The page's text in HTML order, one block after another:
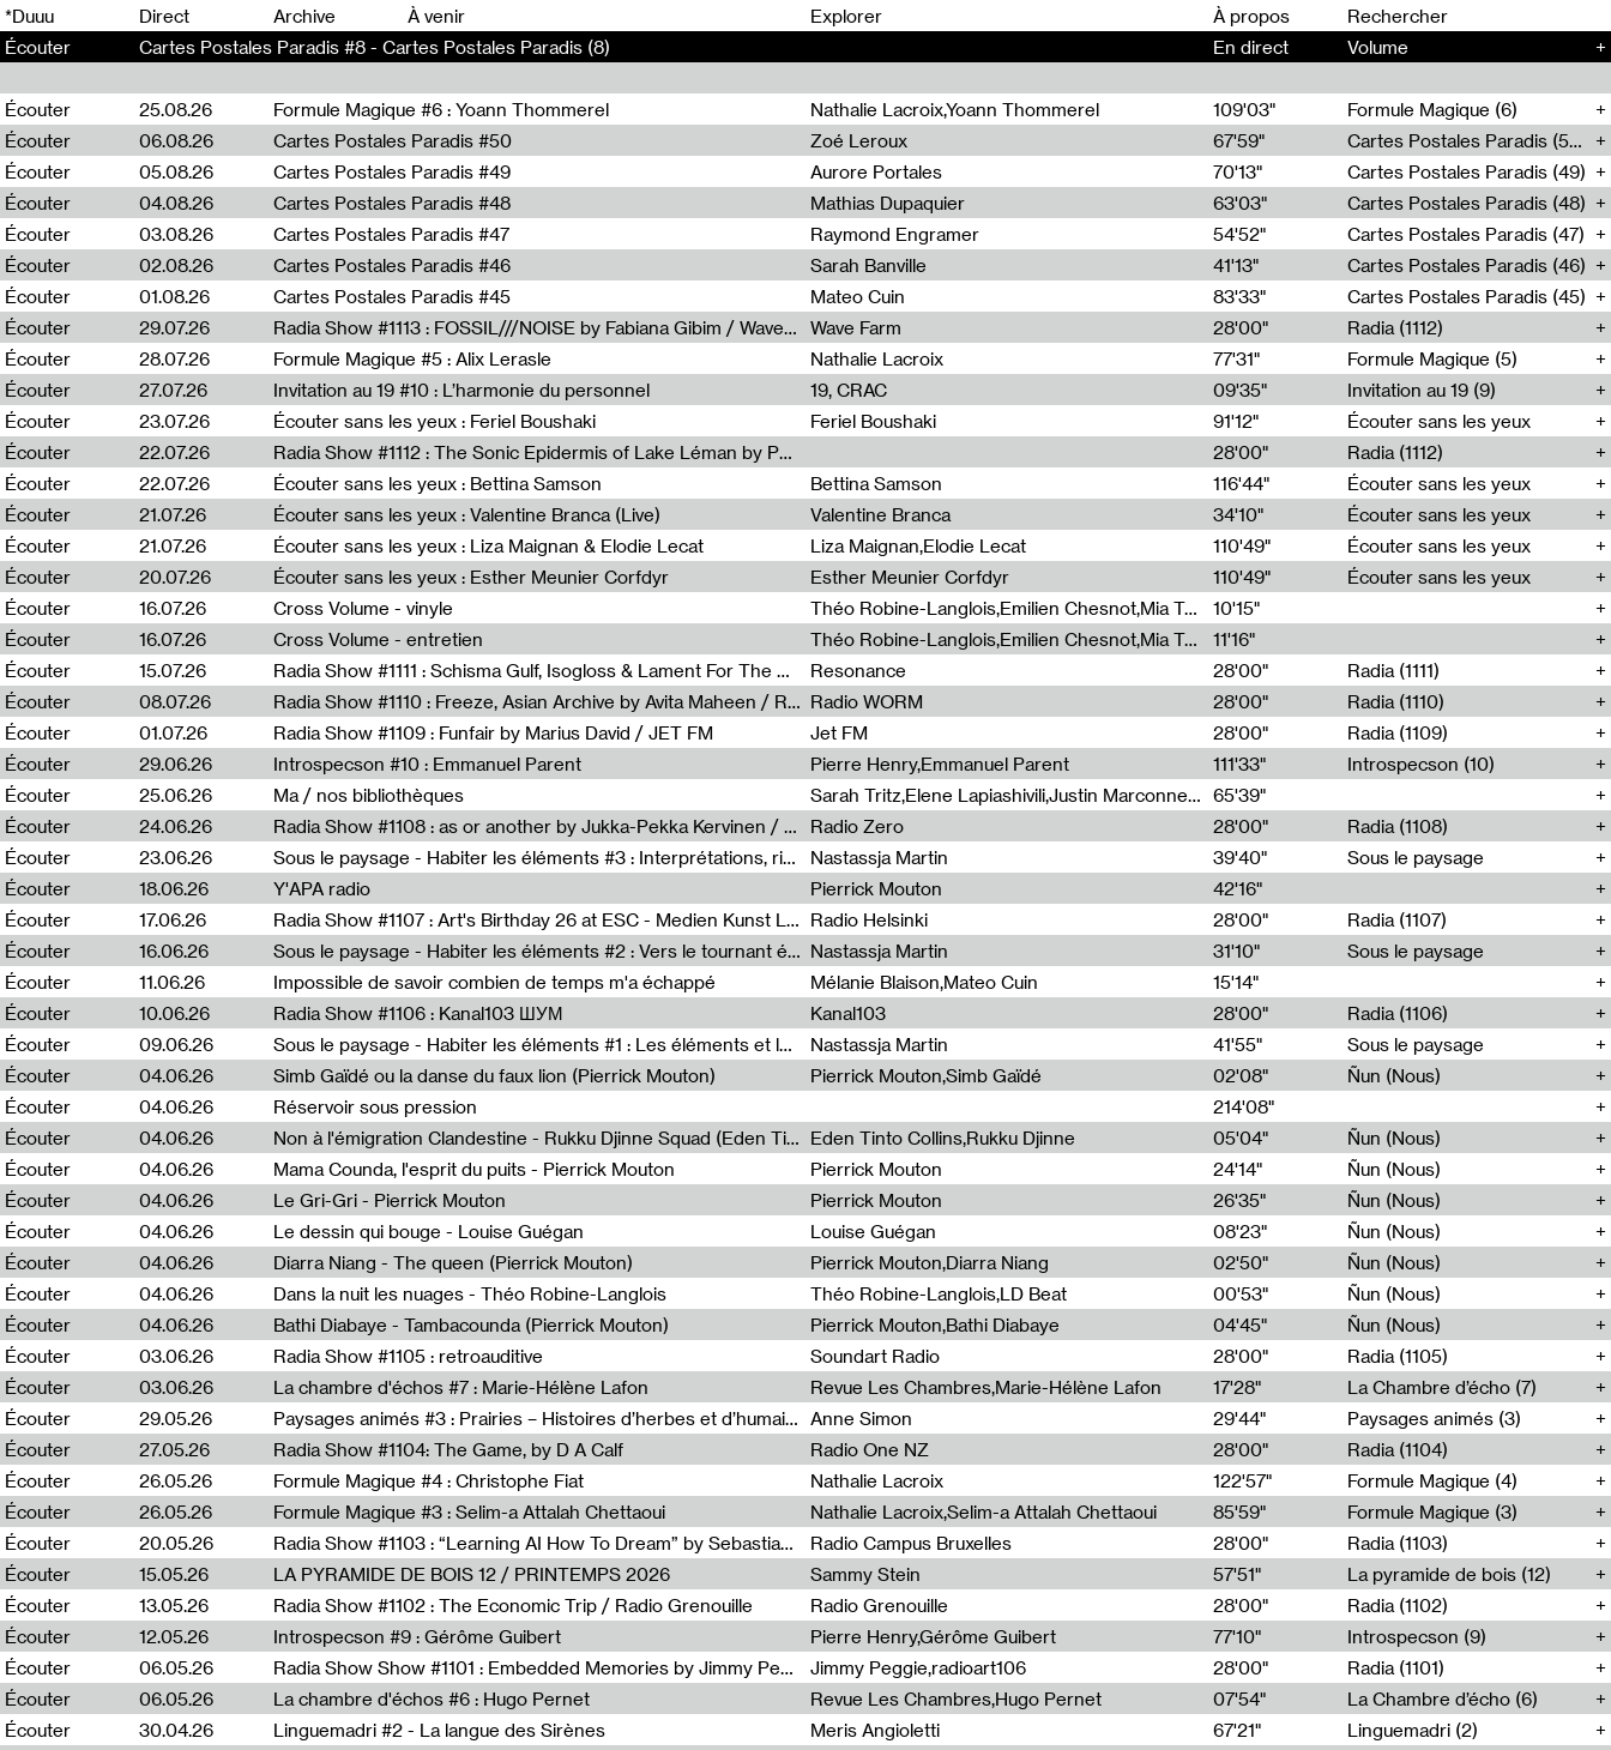
*Duuu Direct Archive À venir Explorer
À propos
Écouter
Cartes Postales Paradis #8 - Cartes Postales Paradis (8) En direct Volume +
Écouter 25.08.26 Formule Magique #6 : Yoann Thommerel Nathalie Lacroix,Yoann Thommerel 109'03"
Formule Magique (6)
Écouter
06.08.26 Cartes Postales Paradis #50 Zoé Leroux 67'59"
Cartes Postales Paradis (50)
Écouter
05.08.26 Cartes Postales Paradis #49 Aurore Portales 70'13"
Cartes Postales Paradis (49)
Écouter
04.08.26 Cartes Postales Paradis #48 Mathias Dupaquier 63'03"
Cartes Postales Paradis (48)
Écouter
03.08.26 Cartes Postales Paradis #47 Raymond Engramer 54'52"
Cartes Postales Paradis (47)
Écouter
02.08.26 Cartes Postales Paradis #46 Sarah Banville 41'13"
Cartes Postales Paradis (46)
Écouter
01.08.26 Cartes Postales Paradis #45 Mateo Cuin 83'33"
Cartes Postales Paradis (45)
Écouter
29.07.26 Radia Show #1113 : FOSSIL///NOISE by Fabiana Gibim / Wave Farm Wave Farm 28'00"
Radia (1112)
Écouter
28.07.26 Formule Magique #5 : Alix Lerasle Nathalie Lacroix 77'31"
Formule Magique (5)
Écouter
27.07.26 Invitation au 19 #10 : L’harmonie du personnel 19, CRAC 09'35"
Invitation au 19 (9)
Écouter
23.07.26 Écouter sans les yeux : Feriel Boushaki Feriel Boushaki 91'12"
Écouter sans les yeux
Écouter
22.07.26 Radia Show #1112 : The Sonic Epidermis of Lake Léman by Paul Courlet / Guest Slot 28'00"
Radia (1112)
Écouter
22.07.26 Écouter sans les yeux : Bettina Samson Bettina Samson 116'44"
Écouter sans les yeux
Écouter
21.07.26 Écouter sans les yeux : Valentine Branca (Live) Valentine Branca 34'10"
Écouter sans les yeux
Écouter
21.07.26 Écouter sans les yeux : Liza Maignan & Elodie Lecat Liza Maignan,Elodie Lecat 110'49"
Écouter sans les yeux
Écouter
20.07.26 Écouter sans les yeux : Esther Meunier Corfdyr Esther Meunier Corfdyr 110'49"
Écouter sans les yeux
Écouter
16.07.26 Cross Volume - vinyle Théo Robine-Langlois,Emilien Chesnot,Mia Trabalon
10'15"
Écouter
16.07.26 Cross Volume - entretien Théo Robine-Langlois,Emilien Chesnot,Mia Trabalon
11'16"
Écouter
15.07.26 Radia Show #1111 : Schisma Gulf, Isogloss & Lament For The Old Clock By Harvey Young / Resonance Resonance 28'00"
Radia (1111)
Écouter
08.07.26 Radia Show #1110 : Freeze, Asian Archive by Avita Maheen / Radio Worm Radio WORM 28'00"
Radia (1110)
Écouter
01.07.26 Radia Show #1109 : Funfair by Marius David / JET FM Jet FM 28'00"
Radia (1109)
Écouter
29.06.26 Introspecson #10 : Emmanuel Parent Pierre Henry,Emmanuel Parent 111'33"
Introspecson (10)
Écouter
25.06.26 Ma / nos bibliothèques Sarah Tritz,Elene Lapiashivili,Justin Marconnet,Mateo Cuche,Esther Lechevalier,Suzie Lecroart,Romance Castelet
65'39"
Écouter
24.06.26 Radia Show #1108 : as or another by Jukka-Pekka Kervinen / Rádio Zero Radio Zero 28'00"
Radia (1108)
Écouter
23.06.26 Sous le paysage - Habiter les éléments #3 : Interprétations, rituels et symboliques des éléments Nastassja Martin 39'40"
Sous le paysage
Écouter
18.06.26 Y'APA radio Pierrick Mouton
42'16"
Écouter
17.06.26 Radia Show #1107 : Art's Birthday 26 at ESC - Medien Kunst Labor Radio Helsinki 28'00"
Radia (1107)
Écouter
16.06.26 Sous le paysage - Habiter les éléments #2 : Vers le tournant élémentaire Nastassja Martin 31'10"
Sous le paysage
Écouter
11.06.26 Impossible de savoir combien de temps m'a échappé Mélanie Blaison,Mateo Cuin
15'14"
Écouter
10.06.26 Radia Show #1106 : Kanal103 ШУМ Kanal103 28'00"
Radia (1106)
Écouter
09.06.26 Sous le paysage - Habiter les éléments #1 : Les éléments et les débordements du vivant Nastassja Martin 41'55"
Sous le paysage
Écouter
04.06.26 Simb Gaïdé ou la danse du faux lion (Pierrick Mouton) Pierrick Mouton,Simb Gaïdé 02'08"
Ñun (Nous)
Écouter
04.06.26 Réservoir sous pression
214'08"
Écouter
04.06.26 Non à l'émigration Clandestine - Rukku Djinne Squad (Eden Tinto Collins) Eden Tinto Collins,Rukku Djinne 05'04"
Ñun (Nous)
Écouter
04.06.26 Mama Counda, l'esprit du puits - Pierrick Mouton Pierrick Mouton 24'14"
Ñun (Nous)
Écouter
04.06.26 Le Gri-Gri - Pierrick Mouton Pierrick Mouton 26'35"
Ñun (Nous)
Écouter
04.06.26 Le dessin qui bouge - Louise Guégan Louise Guégan 08'23"
Ñun (Nous)
Écouter
04.06.26 Diarra Niang - The queen (Pierrick Mouton) Pierrick Mouton,Diarra Niang 02'50"
Ñun (Nous)
Écouter
04.06.26 Dans la nuit les nuages - Théo Robine-Langlois Théo Robine-Langlois,LD Beat 00'53"
Ñun (Nous)
Écouter
04.06.26 Bathi Diabaye - Tambacounda (Pierrick Mouton) Pierrick Mouton,Bathi Diabaye 04'45"
Ñun (Nous)
Écouter
03.06.26 Radia Show #1105 : retroauditive Soundart Radio 28'00"
Radia (1105)
Écouter
03.06.26 La chambre d'échos #7 : Marie-Hélène Lafon Revue Les Chambres,Marie-Hélène Lafon 17'28"
La Chambre d’écho (7)
Écouter
29.05.26 Paysages animés #3 : Prairies – Histoires d’herbes et d’humains Anne Simon 29'44"
Paysages animés (3)
Écouter
27.05.26 Radia Show #1104: The Game, by D A Calf Radio One NZ 28'00"
Radia (1104)
Écouter
26.05.26 Formule Magique #4 : Christophe Fiat Nathalie Lacroix 122'57"
Formule Magique (4)
Écouter
26.05.26 Formule Magique #3 : Selim-a Attalah Chettaoui Nathalie Lacroix,Selim-a Attalah Chettaoui 85'59"
Formule Magique (3)
Écouter
20.05.26 Radia Show #1103 : “Learning AI How To Dream” by Sebastian Dingens (Radio Campus Bruxelles) Radio Campus Bruxelles 28'00"
Radia (1103)
Écouter
15.05.26 LA PYRAMIDE DE BOIS 12 / PRINTEMPS 2026 Sammy Stein 57'51"
La pyramide de bois (12)
Écouter
13.05.26 Radia Show #1102 : The Economic Trip / Radio Grenouille Radio Grenouille 28'00"
Radia (1102)
Écouter
12.05.26 Introspecson #9 : Gérôme Guibert Pierre Henry,Gérôme Guibert 77'10"
Introspecson (9)
Écouter
06.05.26 Radia Show Show #1101 : Embedded Memories by Jimmy Peggie / radioart106 Jimmy Peggie,radioart106 28'00"
Radia (1101)
Écouter
06.05.26 La chambre d'échos #6 : Hugo Pernet Revue Les Chambres,Hugo Pernet 07'54"
La Chambre d’écho (6)
Écouter
30.04.26 Linguemadri #2 - La langue des Sirènes Meris Angioletti 67'21"
Linguemadri (2)
00 00
00 00